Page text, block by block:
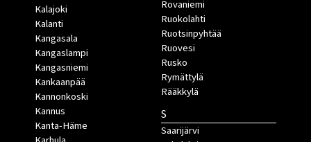
Kalajoki
Kalanti
Kangasala
Kangaslampi
Kangasniemi
Kankaanpää
Kannonkoski
Kannus
Kanta-Häme
Rovaniemi
Ruokolahti
Ruotsinpyhtää
Ruovesi
Rusko
Rymättylä
Rääkkylä
S
Saarijärvi